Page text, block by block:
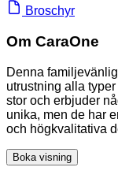
Broschyr
Om CaraOne
Denna
utrustning alla typer
stor och erbjuder
unika, men de har
och högkvalitativa
Boka visning